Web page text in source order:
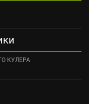
КУЛЕРА